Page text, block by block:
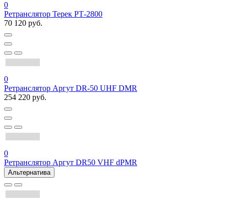
0
Ретранслятор Терек РТ-2800
70 120 руб.
0
Ретранслятор Аргут DR-50 UHF DMR
254 220 руб.
0
Ретранслятор Аргут DR50 VHF dPMR
Альтернатива